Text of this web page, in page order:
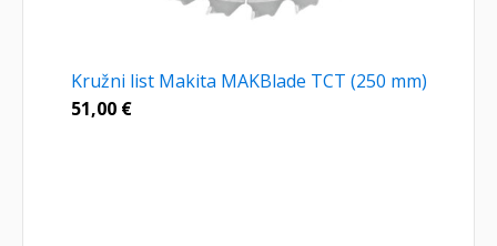
Kružni list Makita MAKBlade TCT (250 mm)
51,00 €